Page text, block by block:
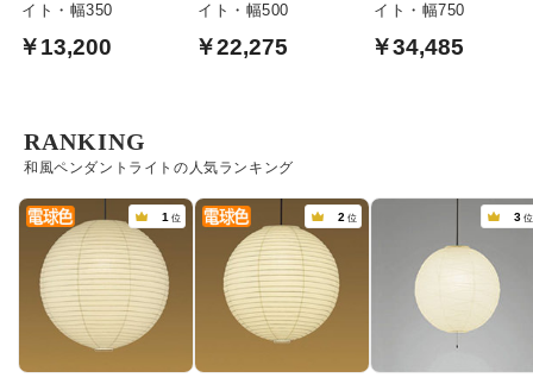
イト・幅350
￥13,200
イト・幅500
￥22,275
イト・幅750
￥34,485
和風ペンダントライトの人気ランキング
RANKING
1 位 2 位 3 位